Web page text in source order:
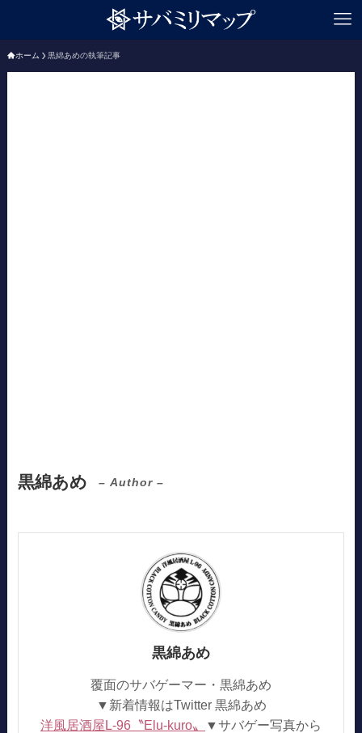
ホーム 黒綿あめの執筆記事
黒綿あめ – Author –
黒綿あめ
覆面のサバゲーマー・黒綿あめ
▼新着情報はTwitter 黒綿あめ
洋風居酒屋L-96〝Elu-kuro〟
▼サバゲー写真から